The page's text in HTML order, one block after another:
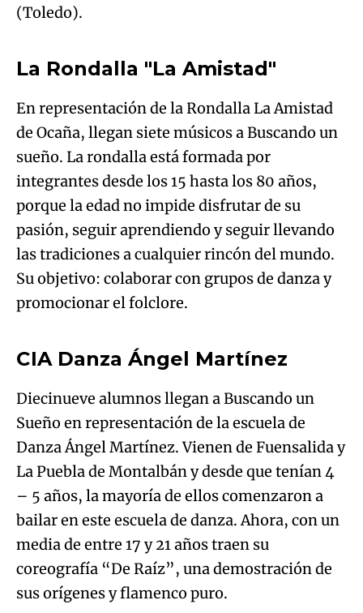
En representación de la Rondalla La Amistad
sueño. La rondalla está formada por
integrantes desde los 15 hasta los 80 años,
porque la edad no impide disfrutar de su
pasión, seguir aprendiendo y seguir llevando
las tradiciones a cualquier rincón del mundo.
Su objetivo: colaborar con grupos de danza y
promocionar el folclore.
Algo salió mal.
An error occurred, please try again later.
Try again
CIA Danza Ángel Martínez
Diecinueve alumnos llegan a Buscando un
Danza Ángel Martínez. Vienen de Fuensalida y
La Puebla de Montalbán y desde que tenían 4
– 5 años, la mayoría de ellos comenzaron a
bailar en este escuela de danza. Ahora, con un
media de entre 17 y 21 años traen su
coreografía “De Raíz”, una demostración de
sus orígenes y flamenco puro.
Algo salió mal.
An error occurred, please try again later.
Try again
Julia Martínez
Julia Martínez tiene 29 años y viene de